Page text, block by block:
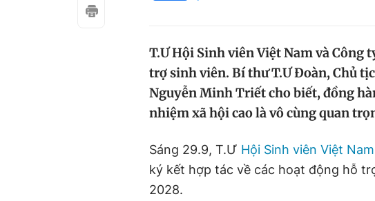
T.Ư Hội Sinh viên Việt Nam và Công
trợ sinh viên. Bí thư T.Ư Đoàn, Chủ
Nguyễn Minh Triết cho biết, đồng
nhiệm xã hội cao là vô cùng quan
Sáng 29.9, T.Ư Hội Sinh viên Việt Nam
ký kết hợp tác về các hoạt động hỗ
2028.